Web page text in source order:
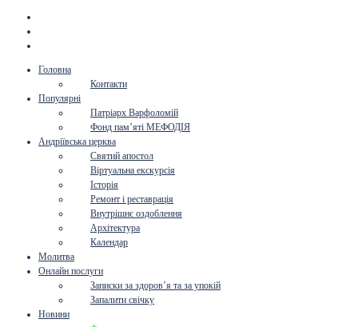
Головна
Контакти
Популярні
Патріарх Варфоломій
Фонд пам’яті МЕФОДІЯ
Андріївська церква
Святий апостол
Віртуальна екскурсія
Історія
Ремонт і реставрація
Внутрішнє оздоблення
Архітектура
Календар
Молитва
Онлайн послуги
Записки за здоров’я та за упокій
Запалити свічку
Новини